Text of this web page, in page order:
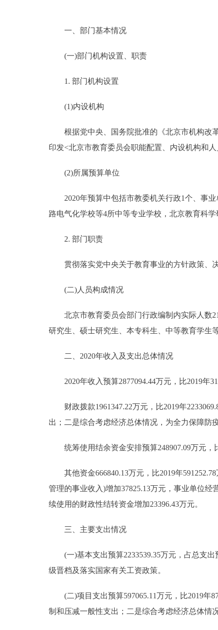
一、部门基本情况
(一)部门机构设置、职责
1. 部门机构设置
(1)内设机构
根据党中央、国务院批准的《北京市机构改革
印发<北京市教育委员会职能配置、内设机构和
(2)所属预算单位
2020年预算中包括市教委机关行政1个、事业
路电气化学校等4所中等专业学校，北京教育科
2. 部门职责
贯彻落实党中央关于教育事业的方针政策、决
(二)人员构成情况
北京市教育委员会部门行政编制内实际人数
研究生、硕士研究生、本专科生、中等教育学生
二、2020年收入及支出总体情况
2020年收入预算2877094.44万元，比2019年
财政拨款1961347.22万元，比2019年
出；二是综合考虑经济总体情况，为全力保障防
统筹使用结余资金安排预算248907.09万元，
其他资金666840.13万元，比2019年591252.78
管理的事业收入)增加37825.13万元，事业单位经
续使用的财政性结转资金增加23396.43万元。
三、主要支出情况
(一)基本支出预算2233539.35万元，占总支出
级晋档及落实国家有关工资政策。
(二)项目支出预算597065.11万元，比2019年
制和压减一般性支出；二是综合考虑经济总体情